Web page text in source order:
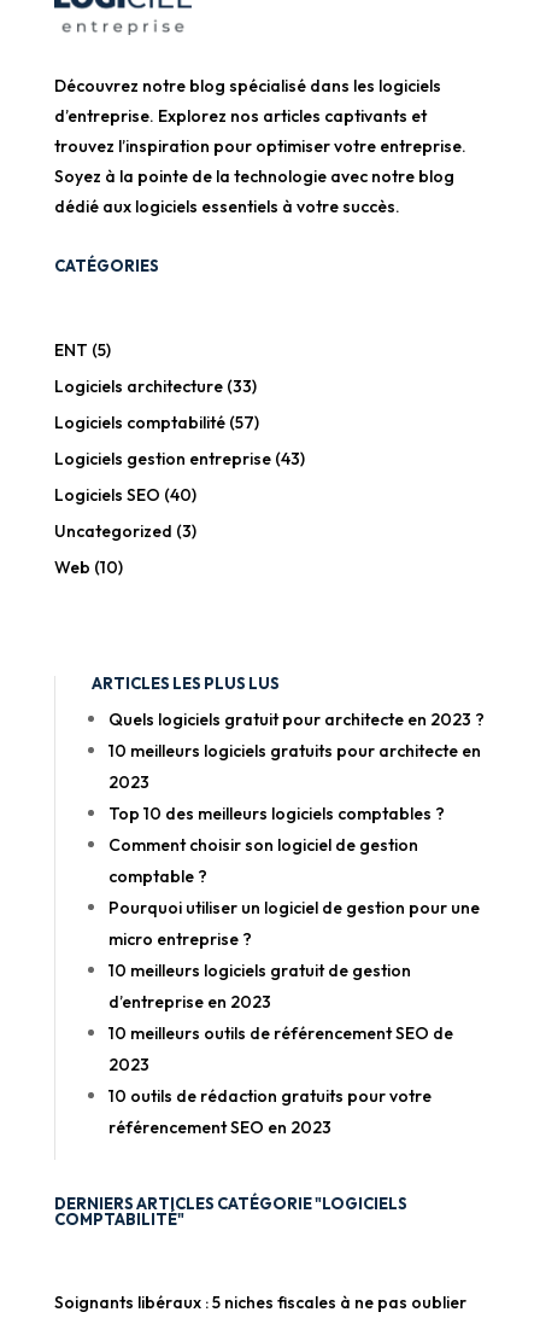
Découvrez notre blog spécialisé dans les logiciels
d’entreprise. Explorez nos articles captivants et
trouvez l’inspiration pour optimiser votre entreprise.
Soyez à la pointe de la technologie avec notre blog
dédié aux logiciels essentiels à votre succès.
CATÉGORIES
ENT (5)
Logiciels architecture(33)
Logiciels comptabilité(57)
Logiciels gestion entreprise(43)
Logiciels SEO (40)
Uncategorized (3)
Web (10)
ARTICLES LES PLUS LUS
Quels logiciels gratuit pour architecte en 2023 ?
10 meilleurs logiciels gratuits pour architecte en
2023
Top 10 des meilleurs logiciels comptables ?
Comment choisir son logiciel de gestion
comptable ?
Pourquoi utiliser un logiciel de gestion pour une
micro entreprise ?
10 meilleurs logiciels gratuit de gestion
d’entreprise en 2023
10 meilleurs outils de référencement SEO de
2023
10 outils de rédaction gratuits pour votre
référencement SEO en 2023
DERNIERS ARTICLES CATÉGORIE "LOGICIELS
COMPTABILITÉ"
Soignants libéraux : 5 niches fiscales à ne pas oublier